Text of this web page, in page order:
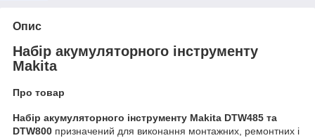
Опис
Набір акумуляторного інструменту
Makita
Про товар
Набір акумуляторного інструменту Makita DTW485 та
DTW800 призначений для виконання монтажних, ремонтних і